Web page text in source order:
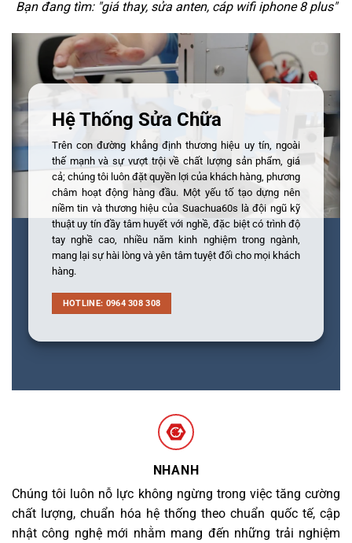
Bạn đang tìm: "giá thay, sửa anten, cáp wifi iphone 8 plus"
Hệ Thống Sửa Chữa
Trên con đường khẳng định thương hiệu uy tín, ngoài
thế mạnh và sự vượt trội về chất lượng sản phẩm, giá
cả; chúng tôi luôn đặt quyền lợi của khách hàng, phương
châm hoạt động hàng đầu. Một yếu tố tạo dựng nên
niềm tin và thương hiệu của Suachua60s là đội ngũ kỹ
thuật uy tín đầy tâm huyết với nghề, đặc biệt có trình độ
tay nghề cao, nhiều năm kinh nghiệm trong ngành,
mang lại sự hài lòng và yên tâm tuyệt đối cho mọi khách
hàng.
HOTLINE: 0964 308 308
NHANH
Chúng tôi luôn nỗ lực không ngừng trong việc tăng cường
chất lượng, chuẩn hóa hệ thống theo chuẩn quốc tế, cập
nhật công nghệ mới nhằm mang đến những trải nghiệm